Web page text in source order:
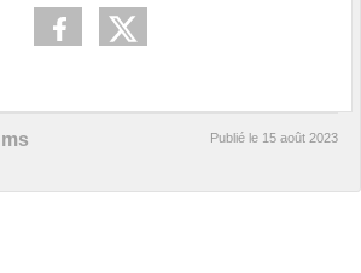
Publié le 15 août 2023